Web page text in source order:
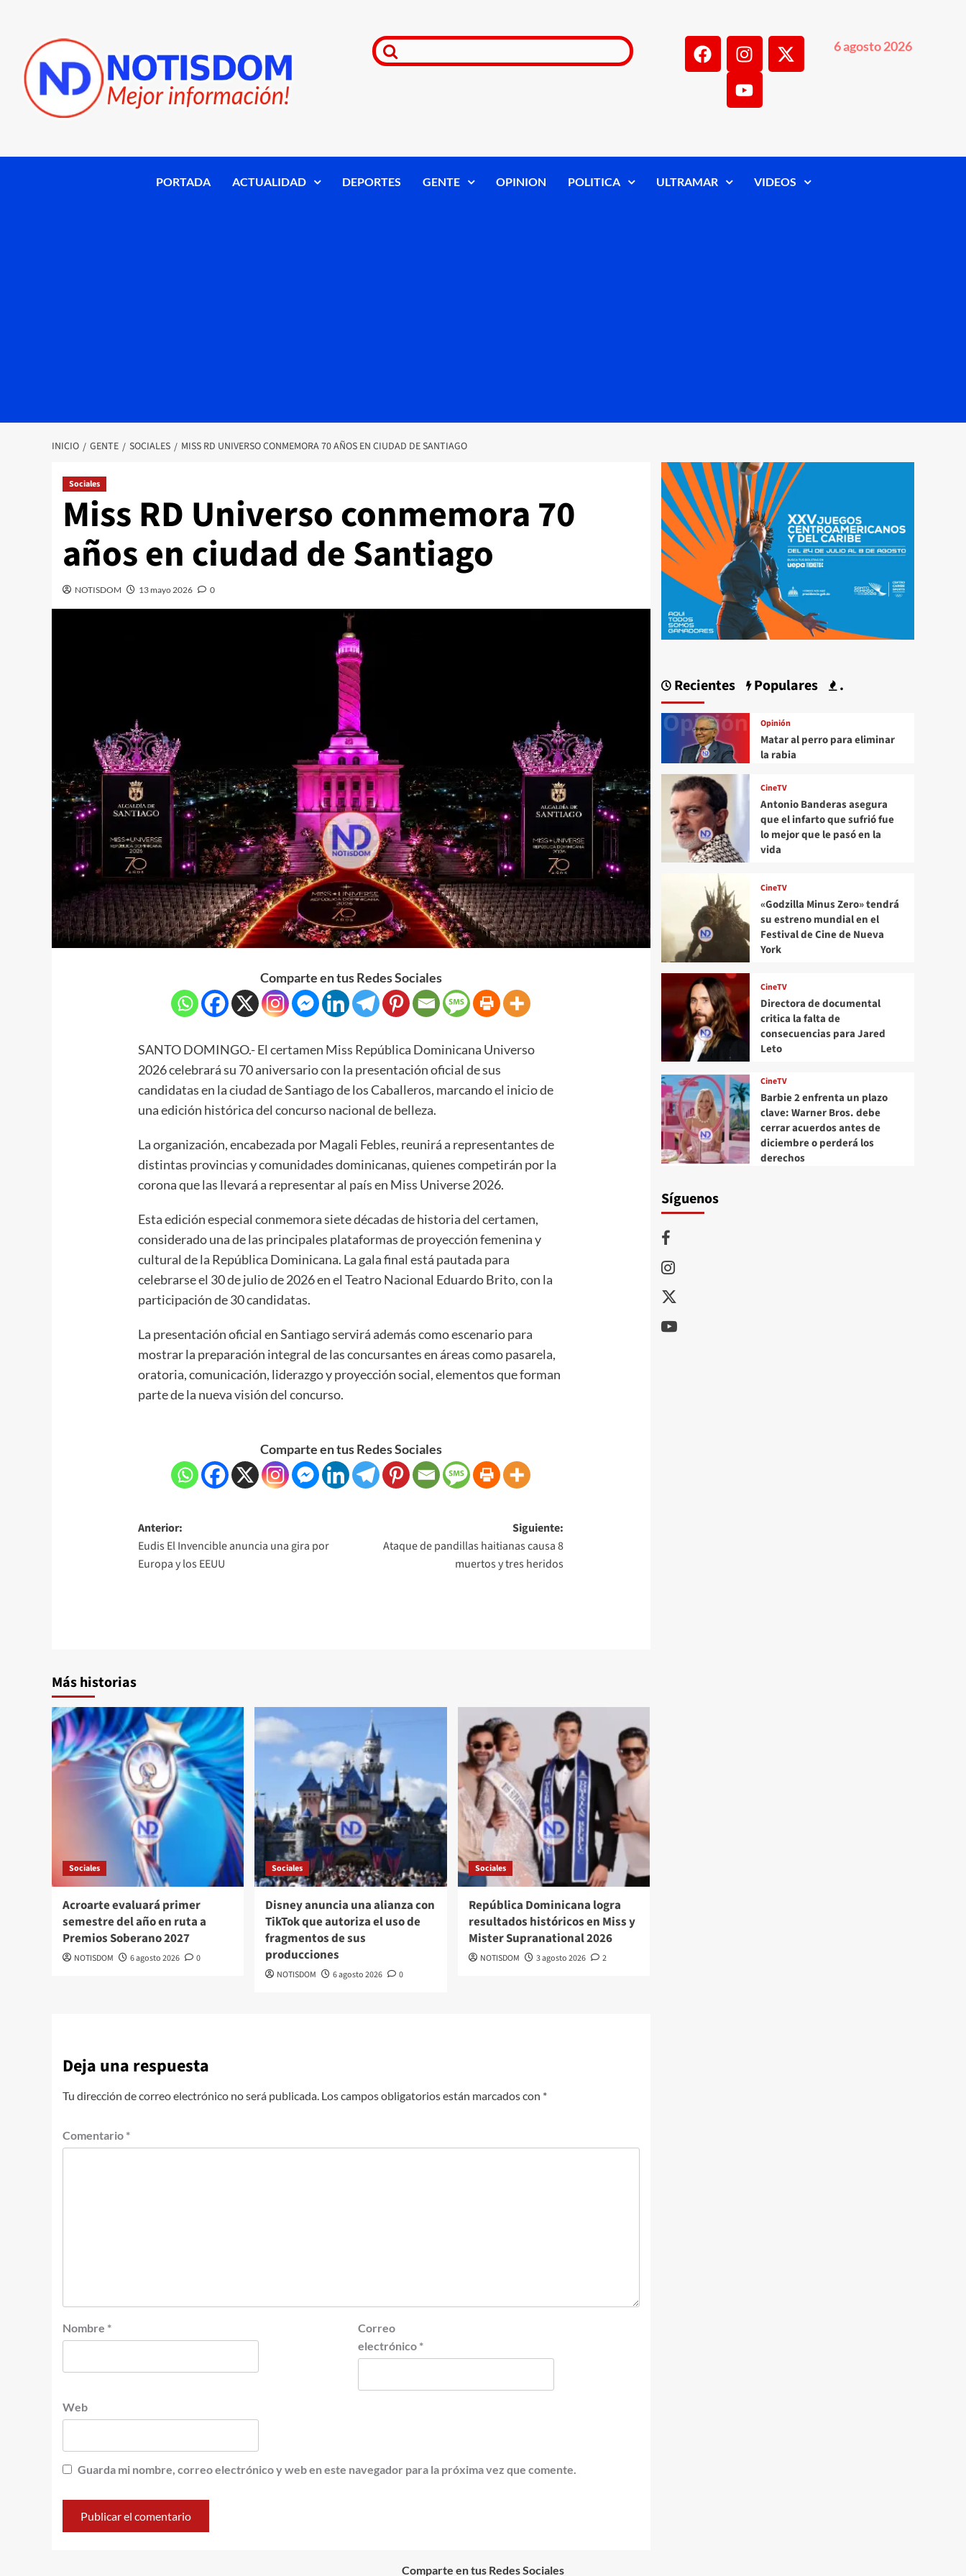
6 agosto 2026
PORTADA ACTUALIDAD DEPORTES GENTE OPINION POLITICA ULTRAMAR VIDEOS
INICIO GENTE SOCIALES MISS RD UNIVERSO CONMEMORA 70 AÑOS EN CIUDAD DE SANTIAGO
Sociales
Miss RD Universo conmemora 70
años en ciudad de Santiago
NOTISDOM 13 mayo 2026 0
Comparte en tus Redes Sociales
SANTO DOMINGO.- El certamen Miss República Dominicana Universo
2026 celebrará su 70 aniversario con la presentación oficial de sus
candidatas en la ciudad de Santiago de los Caballeros, marcando el inicio de
una edición histórica del concurso nacional de belleza.
La organización, encabezada por Magali Febles, reunirá a representantes de
distintas provincias y comunidades dominicanas, quienes competirán por la
corona que las llevará a representar al país en Miss Universe 2026.
Esta edición especial conmemora siete décadas de historia del certamen,
considerado una de las principales plataformas de proyección femenina y
cultural de la República Dominicana. La gala final está pautada para
celebrarse el 30 de julio de 2026 en el Teatro Nacional Eduardo Brito, con la
participación de 30 candidatas.
La presentación oficial en Santiago servirá además como escenario para
mostrar la preparación integral de las concursantes en áreas como pasarela,
oratoria, comunicación, liderazgo y proyección social, elementos que forman
parte de la nueva visión del concurso.
Comparte en tus Redes Sociales
Anterior:
Eudis El Invencible anuncia una gira por
Europa y los EEUU
Siguiente:
Ataque de pandillas haitianas causa 8
muertos y tres heridos
Más historias
Sociales
Acroarte evaluará primer
semestre del año en ruta a
Premios Soberano 2027
NOTISDOM 6 agosto 2026 0
Sociales
Disney anuncia una alianza con
TikTok que autoriza el uso de
fragmentos de sus
producciones
NOTISDOM 6 agosto 2026 0
Sociales
República Dominicana logra
resultados históricos en Miss y
Mister Supranational 2026
NOTISDOM 3 agosto 2026 2
Deja una respuesta
Tu dirección de correo electrónico no será publicada. Los campos obligatorios están marcados con *
Comentario *
Nombre *
Correo
electrónico *
Web
Guarda mi nombre, correo electrónico y web en este navegador para la próxima vez que comente.
Recientes Populares .
Opinión
Matar al perro para eliminar
la rabia
CineTV
Antonio Banderas asegura
que el infarto que sufrió fue
lo mejor que le pasó en la
vida
CineTV
«Godzilla Minus Zero» tendrá
su estreno mundial en el
Festival de Cine de Nueva
York
CineTV
Directora de documental
critica la falta de
consecuencias para Jared
Leto
CineTV
Barbie 2 enfrenta un plazo
clave: Warner Bros. debe
cerrar acuerdos antes de
diciembre o perderá los
derechos
Síguenos
Comparte en tus Redes Sociales